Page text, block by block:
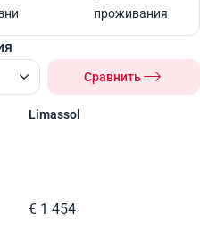
проживания
Сравнить
Limassol
€ 1 454